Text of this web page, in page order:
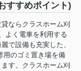
すすめポイント)
ならクラスホーム刈
よく電車を利用する
で設備も充実した、
用のゴミ置き場を備
す。クラスホーム刈